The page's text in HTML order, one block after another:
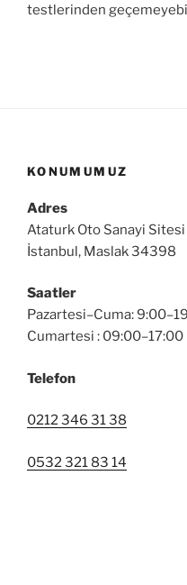
testlerinden
KONUMUMUZ
Adres
Ataturk Oto Sanayi Sitesi
İstanbul, Maslak 34398
Saatler
Pazartesi–Cuma:
Cumartesi : 09:00–17:00
Telefon
0212 346 31 38
0532 321 83 14